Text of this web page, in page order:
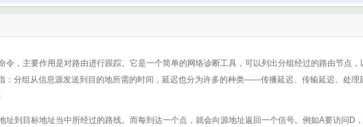
令，主要作用是对路由进行跟踪。它是一个简单的网络诊断工具，可以列出分组经过的路由节点，
：分组从信息源发送到目的地所需的时间，延迟也分为许多的种类——传播延迟、传输延迟、处理
址到目标地址当中所经过的路线。而每到达一个点，就会向源地址返回一个信号。例如A要访问D